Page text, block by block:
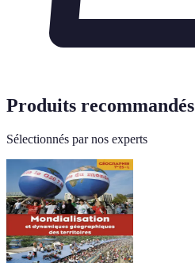
Produits recommandés
Sélectionnés par nos experts